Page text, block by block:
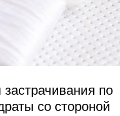
по
со стороной